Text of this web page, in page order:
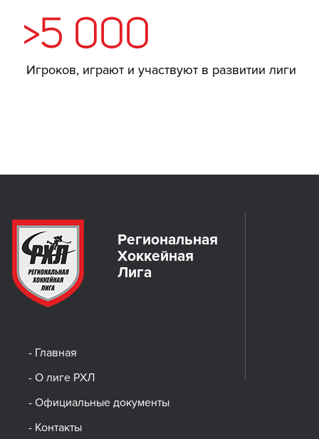
>5 000
Игроков, играют и участвуют в развитии лиги
Региональная
Хоккейная
Лига
- Главная
- О лиге РХЛ
- Официальные документы
- Контакты